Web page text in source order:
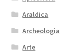
Araldica
Archeologia
Arte